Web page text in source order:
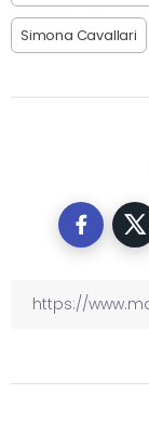
Simona Cavallari